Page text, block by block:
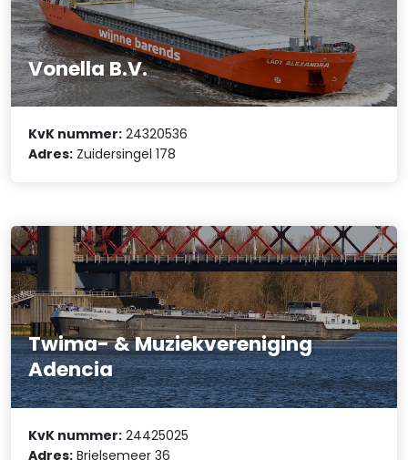
Vonella B.V.
KvK nummer: 24320536
Adres: Zuidersingel 178
Twima- & Muziekvereniging
Adencia
KvK nummer: 24425025
Adres: Brielsemeer 36